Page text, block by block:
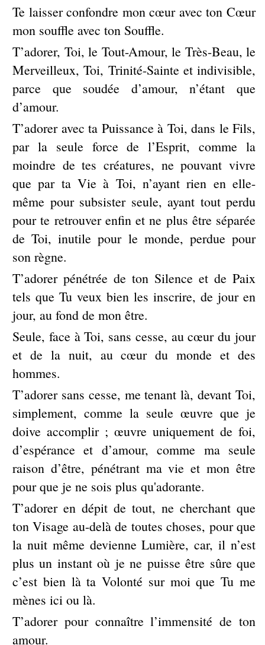
Te laisser confondre mon cœur avec ton Cœur
mon souffle avec ton Souffle.
T’adorer, Toi, le Tout-Amour, le Très-Beau, le
Merveilleux, Toi, Trinité-Sainte et indivisible,
parce que soudée d’amour, n’étant que
d’amour.
T’adorer avec ta Puissance à Toi, dans le Fils,
par la seule force de l’Esprit, comme la
moindre de tes créatures, ne pouvant vivre
que par ta Vie à Toi, n’ayant rien en elle-
même pour subsister seule, ayant tout perdu
pour te retrouver enfin et ne plus être séparée
de Toi, inutile pour le monde, perdue pour
son règne.
T’adorer pénétrée de ton Silence et de Paix
tels que Tu veux bien les inscrire, de jour en
jour, au fond de mon être.
Seule, face à Toi, sans cesse, au cœur du jour
et de la nuit, au cœur du monde et des
hommes.
T’adorer sans cesse, me tenant là, devant Toi,
simplement, comme la seule œuvre que je
doive accomplir ; œuvre uniquement de foi,
d’espérance et d’amour, comme ma seule
raison d’être, pénétrant ma vie et mon être
pour que je ne sois plus qu'adorante.
T’adorer en dépit de tout, ne cherchant que
ton Visage au-delà de toutes choses, pour que
la nuit même devienne Lumière, car, il n’est
plus un instant où je ne puisse être sûre que
c’est bien là ta Volonté sur moi que Tu me
mènes ici ou là.
T’adorer pour connaître l’immensité de ton
amour.